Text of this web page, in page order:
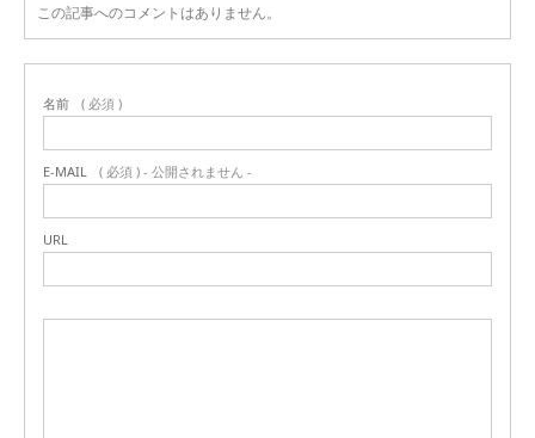
この記事へのコメントはありません。
名前 ( 必須 )
E-MAIL ( 必須 ) - 公開されません -
URL